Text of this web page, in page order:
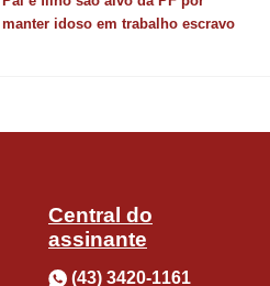
disponível para
mão da credibilidade
Os
São três planos
manter idoso em trabalho escravo
Central do
assinante
(43) 3420-1161